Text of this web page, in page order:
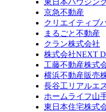
東日本ハウジン
京急不動産
クリエイティブ
まるごと不動産
クラン株式会社
株式会社NEXT
工藤不動産株式
横浜不動産販売
長谷工リアルエ
ホームライフ山
東日本住宅株式